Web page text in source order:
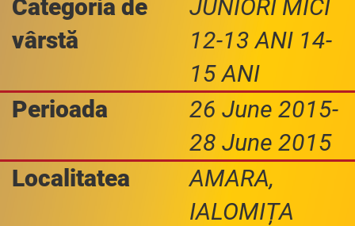
Categoria de
vârstă
JUNIORI MICI
12-13 ANI 14-
15 ANI
Perioada
26 June 2015-
28 June 2015
Localitatea
AMARA,
IALOMIȚA